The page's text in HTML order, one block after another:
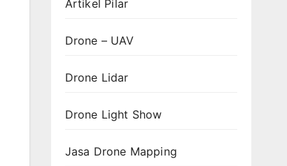
Artikel Pilar
Drone – UAV
Drone Lidar
Drone Light Show
Jasa Drone Mapping